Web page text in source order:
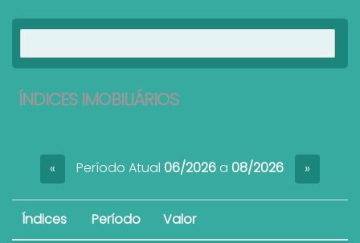
ÍNDICES IMOBILIÁRIOS
« Período Atual 06/2026a 08/2026 »
Índices Período Valor